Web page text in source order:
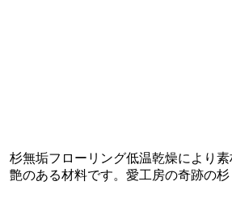
杉無垢フローリング低温乾燥により
艶のある材料です。愛工房の奇跡の杉